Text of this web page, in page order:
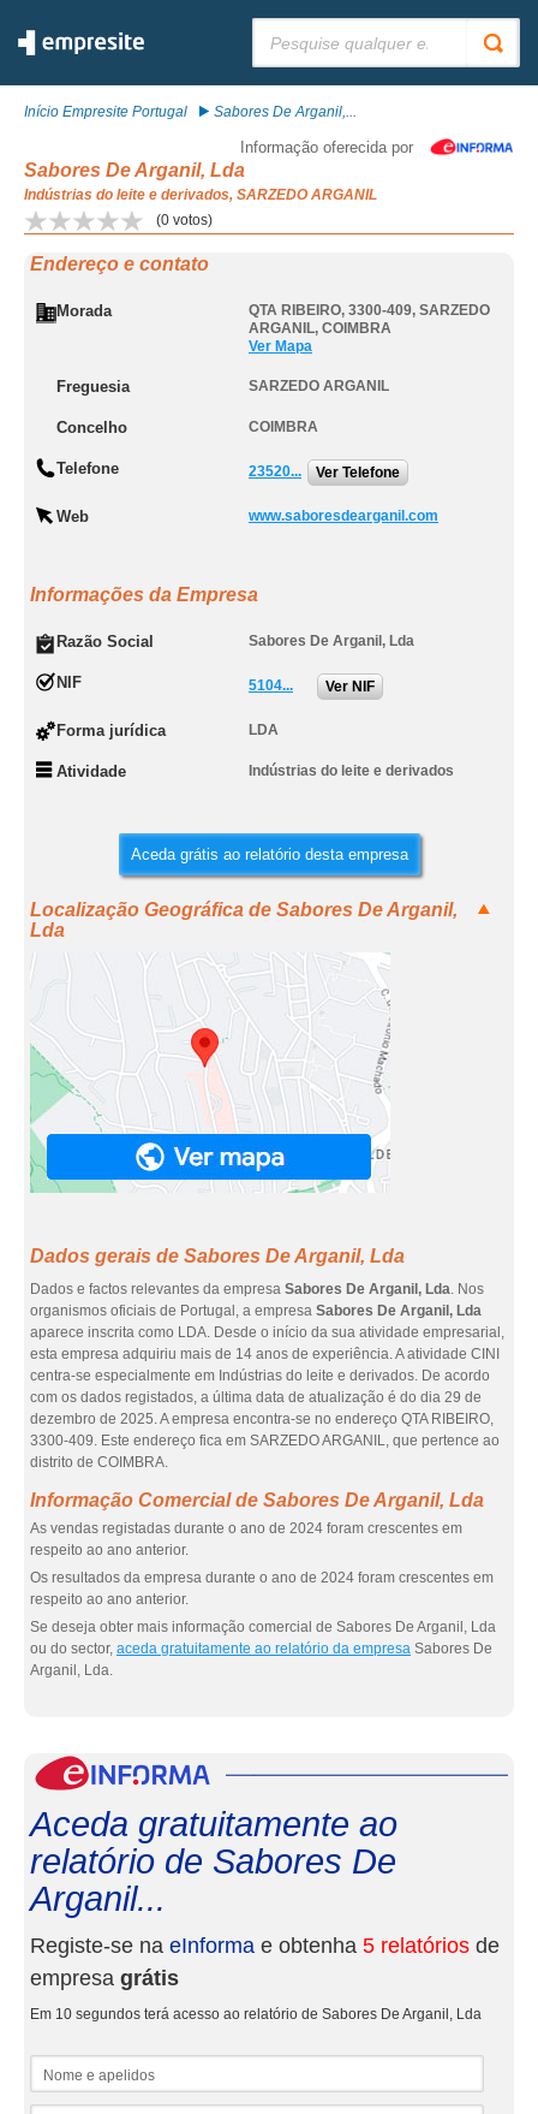
Início Empresite Portugal Sabores De Arganil,...
Informação oferecida por
Sabores De Arganil, Lda
Indústrias do leite e derivados, SARZEDO ARGANIL
(0 votos)
Endereço e contato
Morada QTA RIBEIRO, 3300-409, SARZEDO
ARGANIL, COIMBRA
Ver Mapa
Freguesia SARZEDO ARGANIL
Concelho COIMBRA
Telefone 23520... Ver Telefone
Web www.saboresdearganil.com
Informações da Empresa
Razão Social Sabores De Arganil, Lda
NIF 5104... Ver NIF
Forma jurídica LDA
Atividade Indústrias do leite e derivados
Aceda grátis ao relatório desta empresa
Localização Geográfica de Sabores De Arganil,
Lda
Dados gerais de Sabores De Arganil, Lda
Dados e factos relevantes da empresa Sabores De Arganil, Lda. Nos
organismos oficiais de Portugal, a empresa Sabores De Arganil, Lda
aparece inscrita como LDA. Desde o início da sua atividade empresarial,
esta empresa adquiriu mais de 14 anos de experiência. A atividade CINI
centra-se especialmente em Indústrias do leite e derivados. De acordo
com os dados registados, a última data de atualização é do dia 29 de
dezembro de 2025. A empresa encontra-se no endereço QTA RIBEIRO,
3300-409. Este endereço fica em SARZEDO ARGANIL, que pertence ao
distrito de COIMBRA.
Informação Comercial de Sabores De Arganil, Lda
As vendas registadas durante o ano de 2024 foram crescentes em
respeito ao ano anterior.
Os resultados da empresa durante o ano de 2024 foram crescentes em
respeito ao ano anterior.
Se deseja obter mais informação comercial de Sabores De Arganil, Lda
ou do sector, aceda gratuitamente ao relatório da empresa Sabores De
Arganil, Lda.
Aceda gratuitamente ao
relatório de Sabores De
Arganil...
Registe-se na eInforma e obtenha 5 relatórios de
empresa grátis
Em 10 segundos terá acesso ao relatório de Sabores De Arganil, Lda